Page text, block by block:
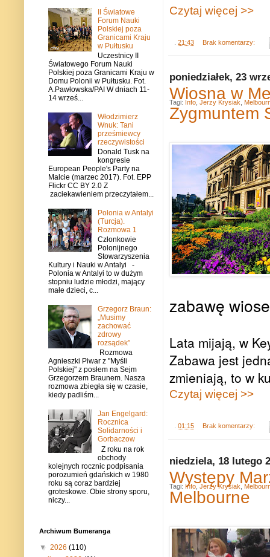
Czytaj więcej >>
21:43 Brak komentarzy:
poniedziałek, 23
Wiosna w
Zygmuntem
zabawę
Lata mijają, w
Zabawa jest
zmieniają, to w
Czytaj więcej >>
. 01:15 Brak komentarzy:
Tagi: Info Jerzy Krysiak
niedziela, 18 lutego
Występy
Melbourne
Tagi: Info Jerzy Krysiak
II Światowe
Forum Nauki
Polskiej poza
Granicami Kraju
w Pułtusku
Uczestnicy II
Światowego Forum Nauki
Polskiej poza Granicami Kraju w
Domu Polonii w Pułtusku. Fot.
A.Pawłowska/PAI W dniach 11-
14 wrześ...
Włodzimierz
Wnuk: Tani
prześmiewcy
rzeczywistości
Donald Tusk na
kongresie
European People's Party na
Malcie (marzec 2017). Fot. EPP
Flickr CC BY 2.0 Z
zaciekawieniem przeczytałem...
Polonia w Antalyi
(Turcja).
Rozmowa 1
Członkowie
Polonijnego
Stowarzyszenia
Kultury i Nauki w Antalyi -
Polonia w Antalyi to w dużym
stopniu ludzie młodzi, mający
małe dzieci, c...
Grzegorz Braun:
„Musimy
zachować
zdrowy
rozsądek”
Rozmowa
Agnieszki Piwar z "Myśli
Polskiej" z posłem na Sejm
Grzegorzem Braunem. Nasza
rozmowa zbiegła się w czasie,
kiedy padliśm...
Jan Engelgard:
Rocznica
Solidarności i
Gorbaczow
Z roku na rok
obchody
kolejnych rocznic podpisania
porozumień gdańskich w 1980
roku są coraz bardziej
groteskowe. Obie strony sporu,
niczy...
Archiwum Bumeranga
▼ 2026 (110)